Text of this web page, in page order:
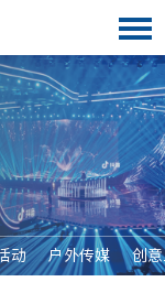
动 户外传媒 创